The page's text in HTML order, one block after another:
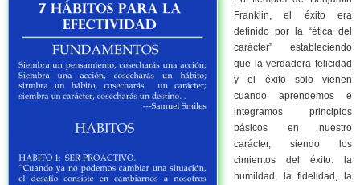
Franklin, el éxito era
definido por la “ética del
carácter” estableciendo
que la verdadera felicidad
y el éxito solo vienen
cuando aprendemos e
integramos principios
básicos en nuestro
carácter, siendo los
cimientos del éxito: la
humildad, la fidelidad, la